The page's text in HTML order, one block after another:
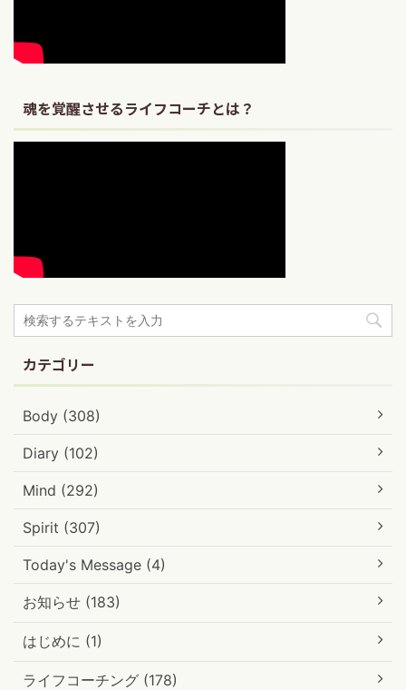
魂を覚醒させるライフコーチとは？
カテゴリー
Body (308)
Diary (102)
Mind (292)
Spirit (307)
Today's Message (4)
お知らせ (183)
はじめに (1)
ライフコーチング (178)